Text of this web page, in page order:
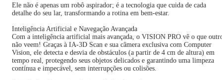
Ele não é apenas um robô aspirador; é a tecnologia que cuida de cada
detalhe do seu lar, transformando a rotina em bem-estar.
Inteligência Artificial e Navegação Avançada
Com a inteligência artificial mais avançada, o VISION PRO vê o que
não veem! Graças à IA-3D Scan e sua câmera exclusiva com Computer
Vision, ele detecta e desvia de obstáculos (a partir de 4 cm de altura) em
tempo real, protegendo seus objetos delicados e garantindo uma limpeza
contínua e impecável, sem interrupções ou colisões.